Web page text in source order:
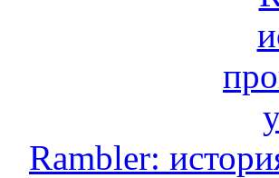
Rambler: